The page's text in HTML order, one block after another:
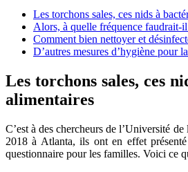
Les torchons sales, ces nids à
Alors, à quelle fréquence faudrait-
Comment bien nettoyer et
D’autres mesures d’hygiène pour
Les torchons sales, ces
alimentaires
C’est à des chercheurs de l’Université
2018 à Atlanta, ils ont en effet
questionnaire pour les familles. Voici ce